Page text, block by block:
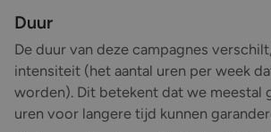
Duur
De duur van deze campagnes
intensiteit (het aantal uren per week
worden). Dit betekent dat we meestal
uren voor langere tijd kunnen